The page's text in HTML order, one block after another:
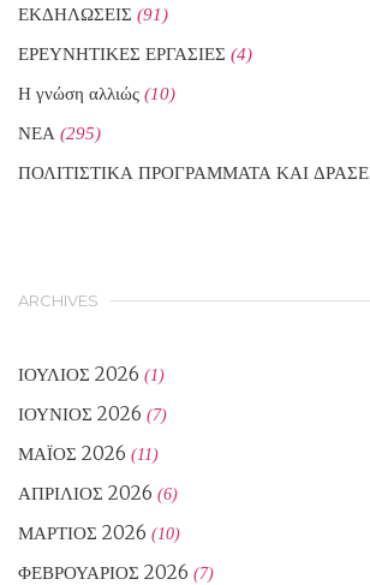
ΕΚΔΗΛΩΣΕΙΣ (91)
ΕΡΕΥΝΗΤΙΚΕΣ ΕΡΓΑΣΙΕΣ (4)
Η γνώση αλλιώς (10)
ΝΕΑ (295)
ΠΟΛΙΤΙΣΤΙΚΑ ΠΡΟΓΡΑΜΜΑΤΑ ΚΑΙ
ARCHIVES
ΙΟΎΛΙΟΣ 2026 (1)
ΙΟΎΝΙΟΣ 2026 (7)
ΜΆΙΟΣ 2026 (11)
ΑΠΡΊΛΙΟΣ 2026 (6)
ΜΆΡΤΙΟΣ 2026 (10)
ΦΕΒΡΟΥΆΡΙΟΣ 2026 (7)